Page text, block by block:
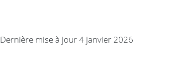
Dernière mise à jour4 janvier 2026